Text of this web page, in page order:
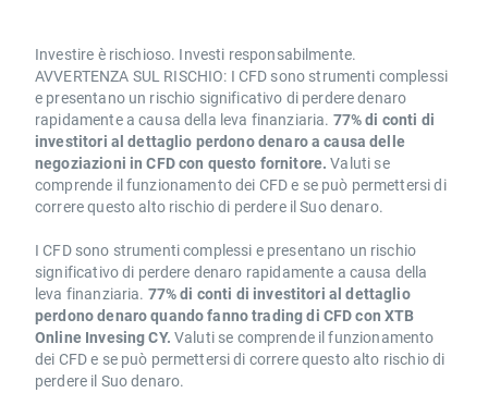
Investire è rischioso. Investi responsabilmente.
AVVERTENZA SUL RISCHIO: I CFD sono strumenti complessi
e presentano un rischio significativo di perdere denaro
rapidamente a causa della leva finanziaria. 77% di conti di
investitori al dettaglio perdono denaro a causa delle
negoziazioni in CFD con questo fornitore. Valuti se
comprende il funzionamento dei CFD e se può permettersi di
correre questo alto rischio di perdere il Suo denaro.
I CFD sono strumenti complessi e presentano un rischio
significativo di perdere denaro rapidamente a causa della
leva finanziaria. 77% di conti di investitori al dettaglio
perdono denaro quando fanno trading di CFD con XTB
Online Invesing CY. Valuti se comprende il funzionamento
dei CFD e se può permettersi di correre questo alto rischio di
perdere il Suo denaro.